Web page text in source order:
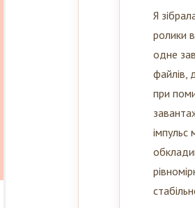
Я
ролики
одне
файлів,
при
імпульс